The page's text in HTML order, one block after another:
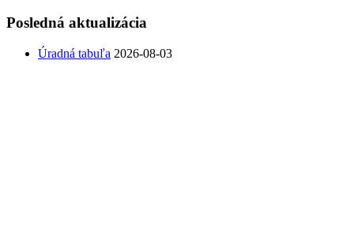
Posledná aktualizácia
Úradná tabuľa 2026-08-03